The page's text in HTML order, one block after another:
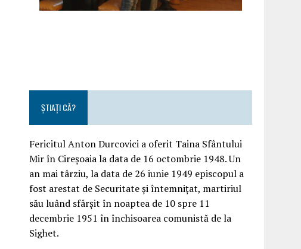
ȘTIAȚI CĂ?
Fericitul Anton Durcovici a oferit Taina Sfântului
Mir în Cireșoaia la data de 16 octombrie 1948. Un
an mai târziu, la data de 26 iunie 1949 episcopul a
fost arestat de Securitate și întemnițat, martiriul
său luând sfârșit în noaptea de 10 spre 11
decembrie 1951 în închisoarea comunistă de la
Sighet.